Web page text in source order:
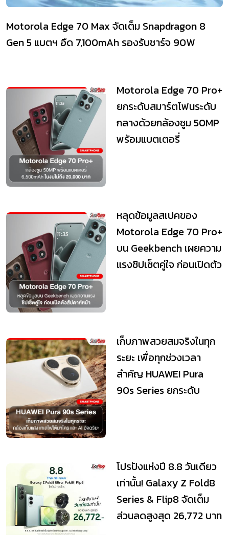
Motorola Edge 70 Max จัดเต็ม Snapdragon 8
Gen 5 แบตฯ อึด 7,100mAh รองรับชาร์จ 90W
Motorola Edge 70 Pro+
ยกระดับสมาร์ตโฟนระดับ
กลางด้วยกล้องซูม 50MP
พร้อมแบตเตอรี่
หลุดข้อมูลสเปคของ
Motorola Edge 70 Pro+
บน Geekbench เผยความ
แรงชิปเซ็ตคู่ใจ ก่อนเปิดตัว
เก็บภาพสวยสมจริงในทุก
ระยะ เพื่อทุกช่วงเวลา
สำคัญ HUAWEI Pura
90s Series ยกระดับ
โปรปังแห่งปี 8.8 วันเดียว
เท่านั้น! Galaxy Z Fold8
Series & Flip8 จัดเต็ม
ส่วนลดสูงสุด 26,772 บาท